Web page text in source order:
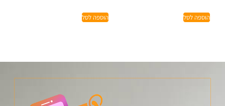
הוספה לסל הוספה לסל